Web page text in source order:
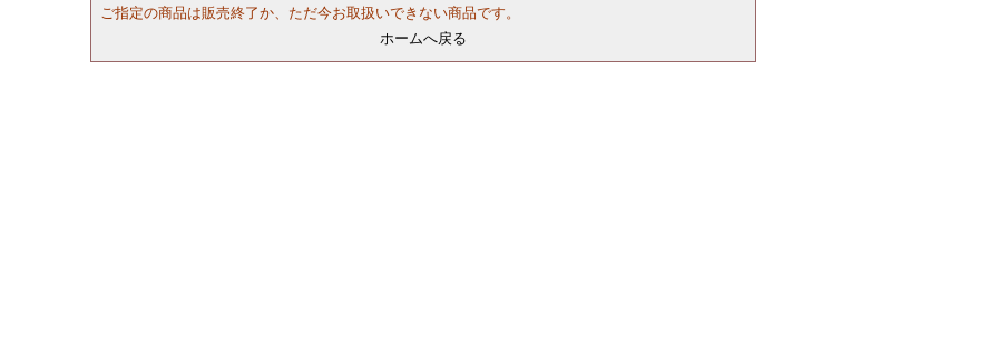
ご指定の商品は販売終了か、ただ今お取扱いできない商品です。
ホームへ戻る